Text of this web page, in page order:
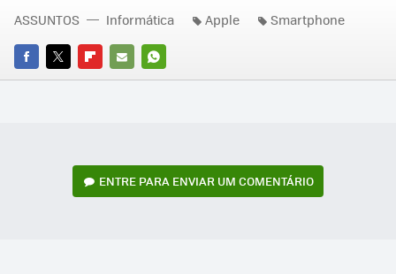
FACEBOOK
TWITTERFLIPBOARD
E-
WHATSAPP
ASSUNTOS Informática Apple Smartphone
ENTRE PARA ENVIAR UM COMENTÁRIO